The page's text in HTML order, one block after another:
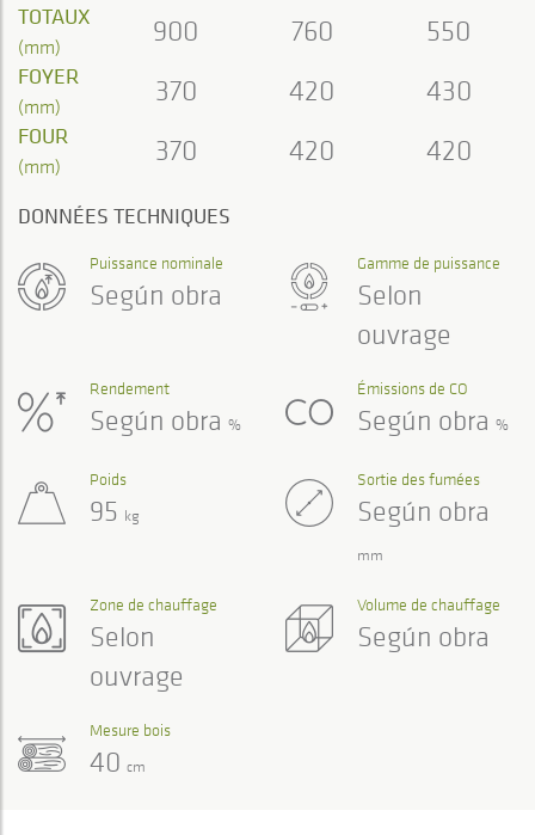
TOTAUX
(mm) 900 760 550
FOYER
(mm) 370 420 430
FOUR
(mm) 370 420 420
DONNÉES TECHNIQUES
Gamme de puissance
Selon
ouvrage
Puissance nominale
Según obra
Rendement
Según obra %
Émissions de CO
Según obra %
Volume de chauffage
Según obra
Zone de chauffage
Selon
ouvrage
Poids
95 kg
Sortie des fumées
Según obra
mm
Mesure bois
40 cm